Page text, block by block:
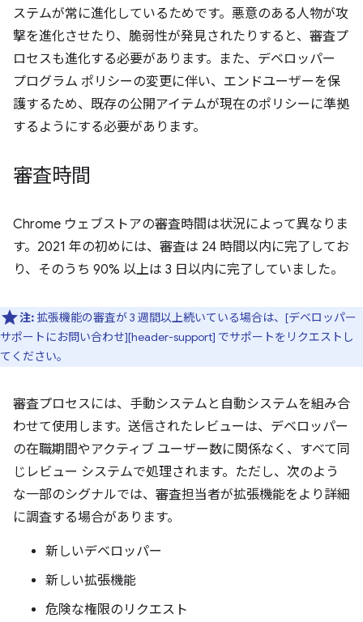
ステムが常に進化しているためです。悪意のある人物が攻
撃を進化させたり、脆弱性が発見されたりすると、審査プ
ロセスも進化する必要があります。また、デベロッパー
プログラム ポリシーの変更に伴い、エンドユーザーを保
護するため、既存の公開アイテムが現在のポリシーに準拠
するようにする必要があります。
審査時間
Chrome ウェブストアの審査時間は状況によって異なりま
す。2021 年の初めには、審査は 24 時間以内に完了してお
り、そのうち 90% 以上は 3 日以内に完了していました。
注: 拡張機能の審査が 3 週間以上続いている場合は、[デベロッパー
サポートにお問い合わせ][header-support] でサポートをリクエストし
てください。
審査プロセスには、手動システムと自動システムを組み合
わせて使用します。送信されたレビューは、デベロッパー
の在職期間やアクティブ ユーザー数に関係なく、すべて同
じレビュー システムで処理されます。ただし、次のよう
な一部のシグナルでは、審査担当者が拡張機能をより詳細
に調査する場合があります。
新しいデベロッパー
新しい拡張機能
危険な権限のリクエスト